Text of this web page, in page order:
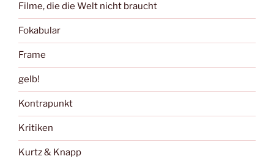
Filme, die die Welt nicht braucht
Fokabular
Frame
gelb!
Kontrapunkt
Kritiken
Kurtz & Knapp